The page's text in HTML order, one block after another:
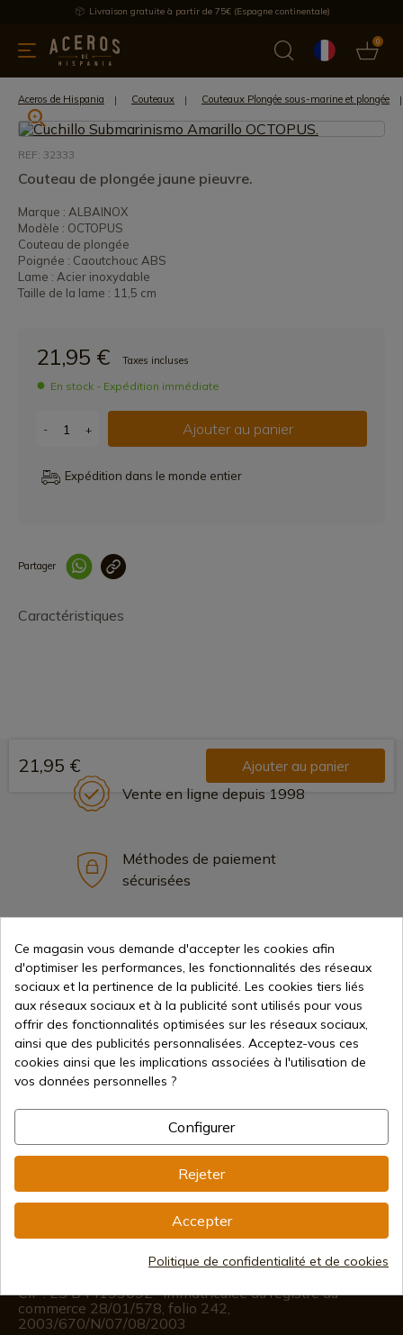
Livraison gratuite à partir de 75€ (Espagne continentale)
0
de cuisine Offre Dernières nouvelles Meilleures ventes
Aceros de Hispania Couteaux Couteaux Plongée sous-marine et plongée
REF: 32333
Couteau de plongée jaune pieuvre.
Marque : ALBAINOX
Modèle : OCTOPUS
Couteau de plongée
Poignée : Caoutchouc ABS
Lame : Acier inoxydable
Taille de la lame : 11,5 cm
21,95 € Taxes incluses
En stock - Expédition immédiate
- + Ajouter au panier
Expédition dans le monde entier
Partager
Caractéristiques
21,95 € Ajouter au panier
Vente en ligne depuis 1998
Méthodes de paiement
sécurisées
Expédition internationale
Information
info@aceros-de-hispania.com
(+34)978 877 088
(+34)676 850 364
Informations sur le client
CIF : ES B44193092 · Immatriculée au registre du
commerce 28/01/578, folio 242,
2003/670/N/07/08/2003
Ce magasin vous demande d'accepter les cookies afin
d'optimiser les performances, les fonctionnalités des réseaux
sociaux et la pertinence de la publicité. Les cookies tiers liés
aux réseaux sociaux et à la publicité sont utilisés pour vous
offrir des fonctionnalités optimisées sur les réseaux sociaux,
ainsi que des publicités personnalisées. Acceptez-vous ces
cookies ainsi que les implications associées à l'utilisation de
vos données personnelles ?
Configurer
Rejeter
Accepter
Politique de confidentialité et de cookies